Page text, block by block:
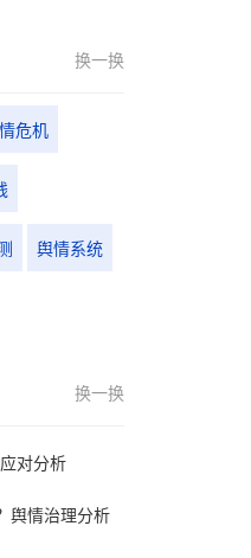
换一换
危机
舆情系统
换一换
对分析
舆情治理分析